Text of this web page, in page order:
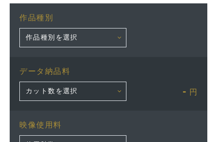
作品種別
データ納品料
- 円
映像使用料